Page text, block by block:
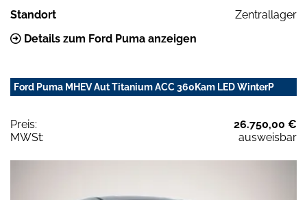
Standort
Zentrallager
Details zum Ford Puma anzeigen
Ford Puma MHEV Aut Titanium ACC 360Kam LED WinterP
Preis:
26.750,00 €
MWSt:
ausweisbar